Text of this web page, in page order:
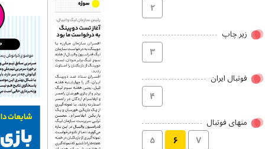
۲
زیر چاپ
۳
فوتبال ایران
۴
منهای فوتبال
۵ ۶ ۷